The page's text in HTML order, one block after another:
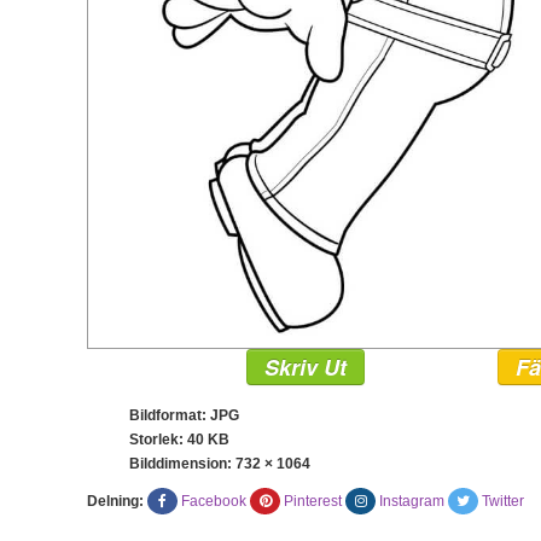
Skriv Ut
Bildformat: JPG
Storlek: 40 KB
Bilddimension: 732 × 1064
Delning: Facebook Pinterest Instagram Twitter